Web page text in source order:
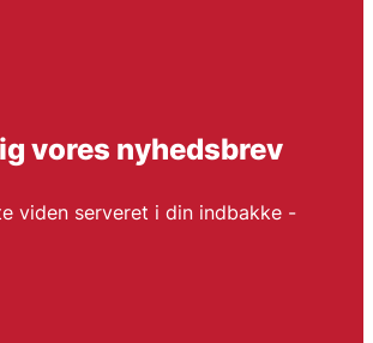
vores nyhedsbrev
viden serveret i din indbakke -